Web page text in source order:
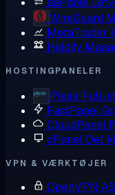
WireGuard
MetaTrader
Hiddify
HOSTINGPANELER
Plesk Full-
FastPanel
CloudPanel
cPanel Det
VPN & VÆRKTØJER
OpenVPN AS